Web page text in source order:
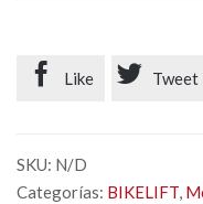
 Like  Tweet
SKU: N/D
Categorías: BIKELIFT,